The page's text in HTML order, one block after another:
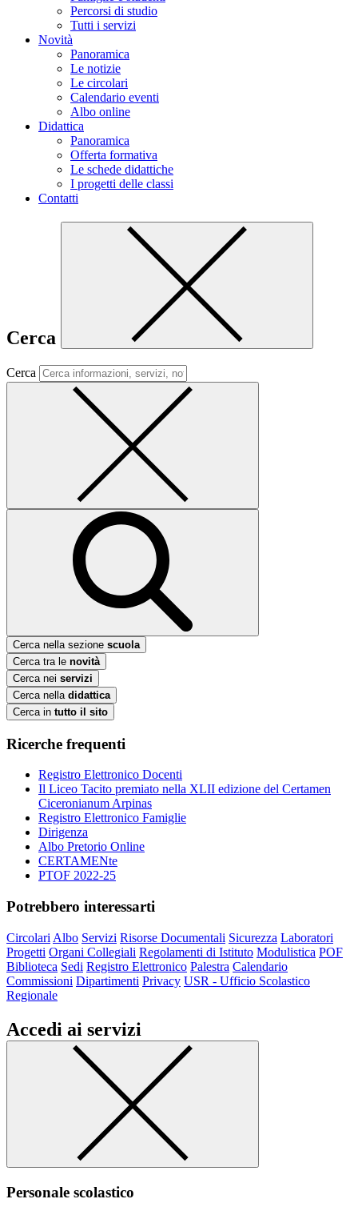
Percorsi di studio
Tutti i servizi
Novità
Panoramica
Le notizie
Le circolari
Calendario eventi
Albo online
Didattica
Panoramica
Offerta formativa
Le schede didattiche
I progetti delle classi
Contatti
Cerca
Cerca
Cerca nella sezione scuola
Cerca tra le novità
Cerca nei servizi
Cerca nella didattica
Cerca in tutto il sito
Ricerche frequenti
Registro Elettronico Docenti
Il Liceo Tacito premiato nella XLII edizione del Certamen
Ciceronianum Arpinas
Registro Elettronico Famiglie
Dirigenza
Albo Pretorio Online
CERTAMENte
PTOF 2022-25
Potrebbero interessarti
Circolari Albo Servizi Risorse Documentali Sicurezza Laboratori
Progetti Organi Collegiali Regolamenti di Istituto Modulistica POF
Biblioteca Sedi Registro Elettronico Palestra Calendario
Commissioni Dipartimenti Privacy USR - Ufficio Scolastico
Regionale
Accedi ai servizi
Personale scolastico